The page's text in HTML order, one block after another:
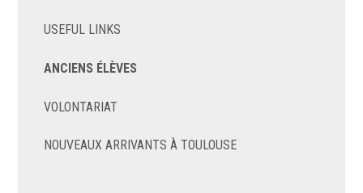
USEFUL LINKS
ANCIENS ÉLÈVES
VOLONTARIAT
NOUVEAUX ARRIVANTS À TOULOUSE